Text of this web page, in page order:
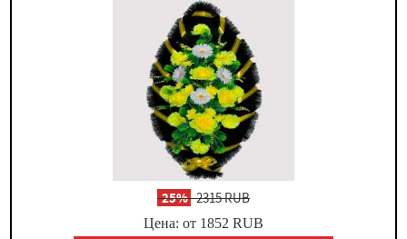
-25%2315 RUB
Цена: от 1852 RUB